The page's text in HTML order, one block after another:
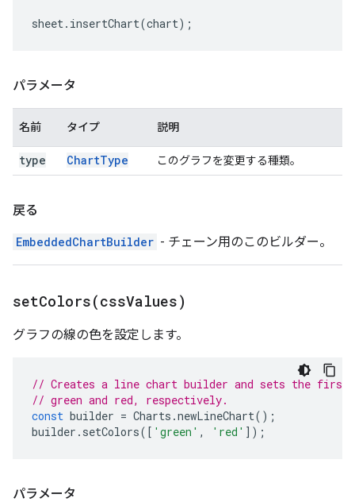
sheet. insertChart(chart);
パラメータ
名前 タイプ 説明
type ChartType このグラフを変更する種類。
戻る
EmbeddedChartBuilder - チェーン用のこのビルダー。
setColors(cssValues)
グラフの線の色を設定します。
// Creates a line chart builder and sets the first
// green and red, respectively.
const builder = Charts .newLineChart();
builder . setColors([ 'green' , 'red' ]);
パラメータ